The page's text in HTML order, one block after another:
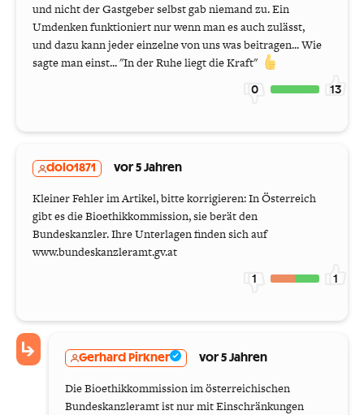
und nicht der Gastgeber selbst gab niemand zu. Ein
Umdenken funktioniert nur wenn man es auch zulässt,
und dazu kann jeder einzelne von uns was beitragen... Wie
sagte man einst... "In der Ruhe liegt die Kraft"
0 13
dolo1871 vor 5 Jahren
Kleiner Fehler im Artikel, bitte korrigieren: In Österreich
gibt es die Bioethikkommission, sie berät den
Bundeskanzler. Ihre Unterlagen finden sich auf
www.bundeskanzleramt.gv.at
1 1
Gerhard Pirkner vor 5 Jahren
Die Bioethikkommission im österreichischen
Bundeskanzleramt ist nur mit Einschränkungen